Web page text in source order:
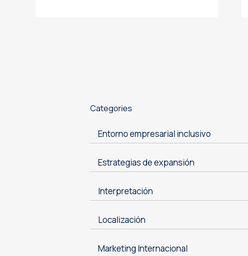
Categories
Entorno empresarial inclusivo
Estrategias de expansión
Interpretación
Localización
Marketing Internacional